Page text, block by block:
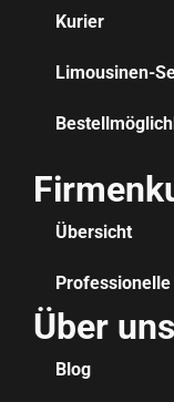
Kurier
Limousinen-
Übersicht
Über uns
Blog